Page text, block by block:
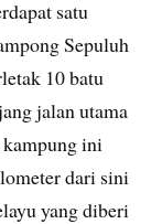
satu
Sepuluh
10 batu
jalan utama
ini
dari sini
yang diberi